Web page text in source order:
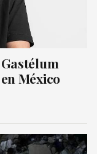
México